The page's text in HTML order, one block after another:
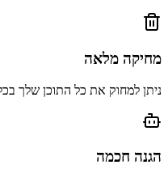
מחיקה מלאה
ניתן למחוק את כל התוכן שלך
הגנה חכמה